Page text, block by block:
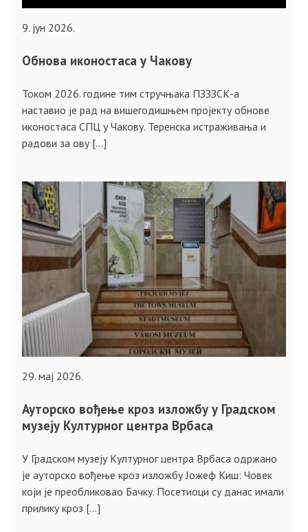
9. јун 2026.
Обнова иконостаса у Чакову
Током 2026. године тим стручњака ПЗЗЗСК-а
наставио је рад на вишегодишњем пројекту обнове
иконостаса СПЦ у Чакову. Теренска истраживања и
радови за ову […]
29. мај 2026.
Ауторско вођење кроз изложбу у Градском
музеју Културног центра Врбаса
У Градском музеју Културног центра Врбаса одржано
је ауторско вођење кроз изложбу Јожеф Киш: Човек
који је преобликовао Бачку. Посетиоци су данас имали
прилику кроз […]